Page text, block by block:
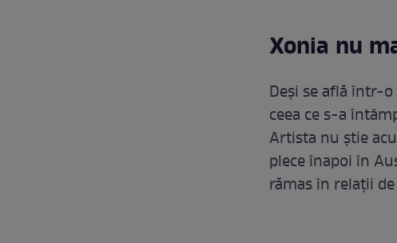
Xonia nu
Deși se află într-
ceea ce s-a
Artista nu știe
plece înapoi în
rămas în relații